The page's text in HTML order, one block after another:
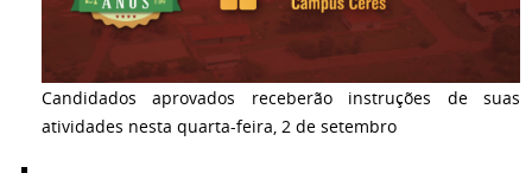
Candidados aprovados receberão instruções de suas
atividades nesta quarta-feira, 2 de setembro